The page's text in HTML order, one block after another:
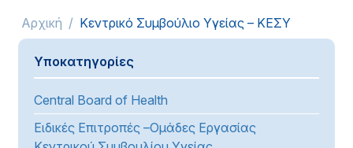
Αρχική Κεντρικό Συμβούλιο Υγείας – ΚΕΣΥ
Υποκατηγορίες
Central Board of Health
Ειδικές Επιτροπές –Ομάδες Εργασίας